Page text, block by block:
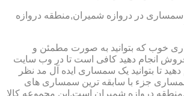
سمساری در دروازه شمیران,منطقه دروازه
خوب که بتوانید به صورت مطمئن و
انجام دهید کافی است تا در وب سایت
تا بتوانید یک سمساری ایده آل مد نظر
جزء با سابقه ترین سمساری های
دروازه شمیران است.این مجموعه کالا